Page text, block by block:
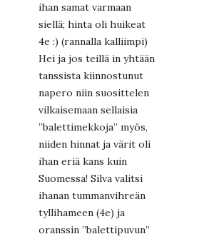
ihan samat varmaan
siellä; hinta oli huikeat
4e :) (rannalla kalliimpi)
Hei ja jos teillä in yhtään
tanssista kiinnostunut
napero niin suosittelen
vilkaisemaan sellaisia
”balettimekkoja” myös,
niiden hinnat ja värit oli
ihan eriä kans kuin
Suomessa! Silva valitsi
ihanan tummanvihreän
tyllihameen (4e) ja
oranssin ”balettipuvun”